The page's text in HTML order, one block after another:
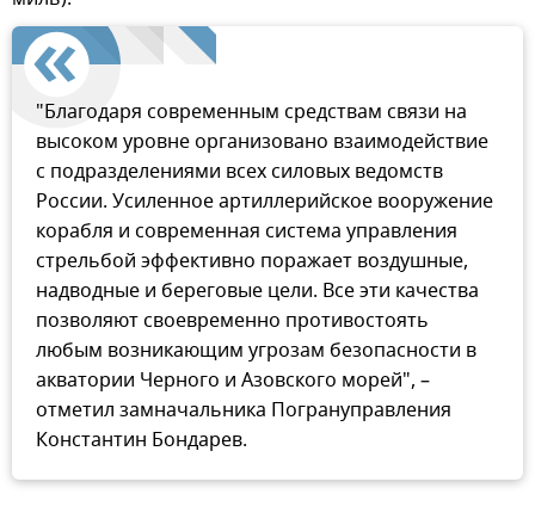
"Благодаря современным средствам связи на
высоком уровне организовано взаимодействие
с подразделениями всех силовых ведомств
России. Усиленное артиллерийское вооружение
корабля и современная система управления
стрельбой эффективно поражает воздушные,
надводные и береговые цели. Все эти качества
позволяют своевременно противостоять
любым возникающим угрозам безопасности в
акватории Черного и Азовского морей", –
отметил замначальника Погрануправления
Константин Бондарев.